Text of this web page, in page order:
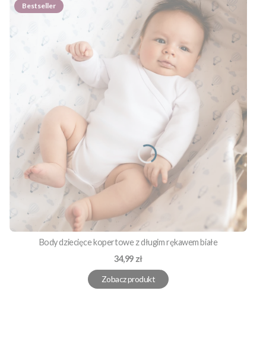
Bestseller
Body dziecięce kopertowe z długim rękawem białe
Cena
34,99 zł
Zobacz produkt